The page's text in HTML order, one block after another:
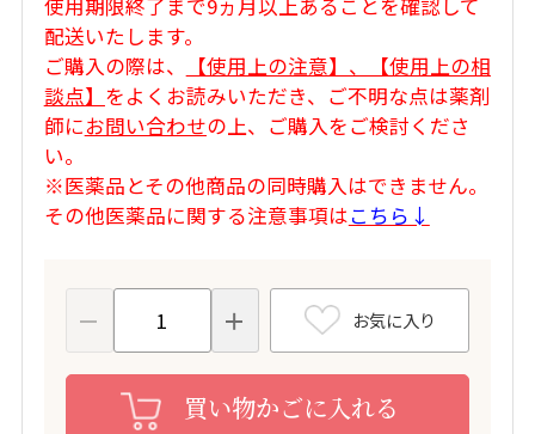
使用期限終了まで9ヵ月以上あることを確認して
配送いたします。
ご購入の際は、
【使用上の注意】、【使用上の相
談点】 をよくお読みいただき、ご不明な点は薬剤
師にお問い合わせの上、ご購入をご検討くださ
い。
※医薬品とその他商品の同時購入はできません。
その他医薬品に関する注意事項はこちら↓
お気に入り
買い物かごに入れる